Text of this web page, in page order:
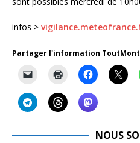
infos >
Partager l'information
NOUS